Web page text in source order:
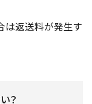
は返送料が発生す
？